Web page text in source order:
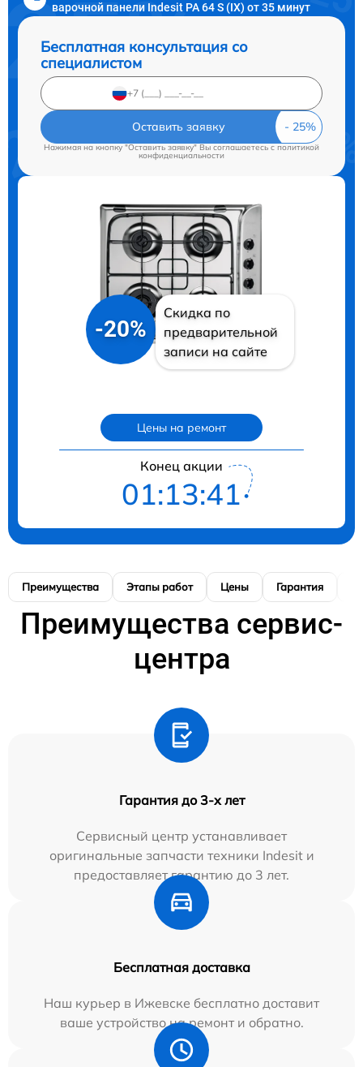
варочной панели Indesit PA 64 S (IX) от 35 минут
Бесплатная консультация со
специалистом
Оставить заявку
Нажимая на кнопку "Оставить заявку" Вы соглашаетесь cполитикой
конфиденциальности
-20%
Скидка по
предварительной
записи на сайте
Цены на ремонт
Конец акции
01:13:40
Преимущества Этапы работ Цены Гарантия
Преимущества сервис-
центра
Гарантия до 3-х лет
Сервисный центр устанавливает
оригинальные запчасти техники Indesit и
предоставляет гарантию до 3 лет.
Бесплатная доставка
Наш курьер в Ижевске бесплатно доставит
ваше устройство на ремонт и обратно.